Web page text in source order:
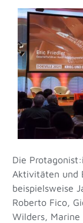
Die
Aktivitäten und
beispielsweise
Roberto Fico,
Wilders, Marine